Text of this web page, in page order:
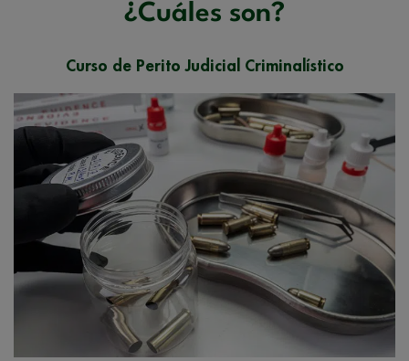
¿Cuáles son?
Curso de Perito Judicial Criminalístico